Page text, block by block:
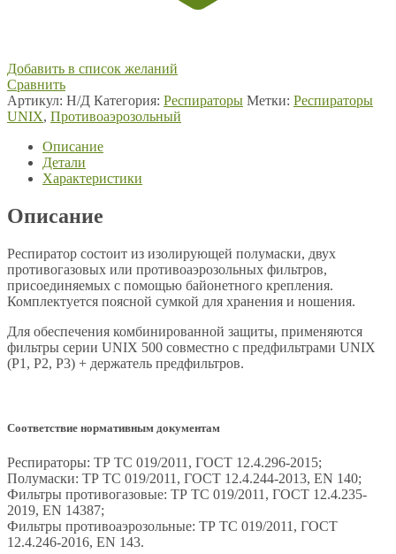
Добавить в список желаний
Сравнить
Артикул: Н/Д Категория: Респираторы Метки: Респираторы
UNIX, Противоаэрозольный
Описание
Детали
Характеристики
Описание
Респиратор состоит из изолирующей полумаски, двух
противогазовых или противоаэрозольных фильтров,
присоединяемых с помощью байонетного крепления.
Комплектуется поясной сумкой для хранения и ношения.
Для обеспечения комбинированной защиты, применяются
фильтры серии UNIX 500 совместно с предфильтрами UNIX
(P1, P2, P3) + держатель предфильтров.
Соответствие нормативным документам
Респираторы: ТР ТС 019/2011, ГОСТ 12.4.296-2015;
Полумаски: ТР ТС 019/2011, ГОСТ 12.4.244-2013, EN 140;
Фильтры противогазовые: ТР ТС 019/2011, ГОСТ 12.4.235-
2019, EN 14387;
Фильтры противоаэрозольные: ТР ТС 019/2011, ГОСТ
12.4.246-2016, EN 143.